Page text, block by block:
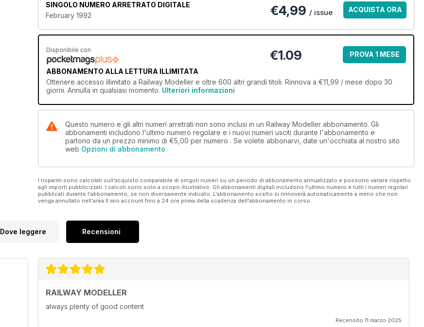
SINGOLO NUMERO ARRETRATO DIGITALE
February 1992
€4,99 / issue ACQUISTA ORA
Disponibile con
ABBONAMENTO ALLA LETTURA ILLIMITATA
€1.09 PROVA 1 MESE
Ottenere accesso illimitato a Railway Modeller e oltre 600 altri grandi titoli. Rinnova a €11,99 / mese dopo 30
giorni. Annulla in qualsiasi momento. Ulteriori informazioni
Questo numero e gli altri numeri arretrati non sono inclusi in un Railway Modeller abbonamento. Gli
abbonamenti includono l'ultimo numero regolare e i nuovi numeri usciti durante l'abbonamento e
partono da un prezzo minimo di €5,00 per numero . Se volete abbonarvi, date un'occhiata al nostro sito
web Opzioni di abbonamento
I risparmi sono calcolati sull'acquisto comparabile di singoli numeri su un periodo di abbonamento annualizzato e possono variare rispetto
agli importi pubblicizzati. I calcoli sono solo a scopo illustrativo. Gli abbonamenti digitali includono l'ultimo numero e tutti i numeri regolari
pubblicati durante l'abbonamento, se non diversamente indicato. L'abbonamento scelto si rinnoverà automaticamente a meno che non
venga annullato nell'area Il mio account fino a 24 ore prima della scadenza dell'abbonamento in corso.
Dove leggere Recensioni
RAILWAY MODELLER
always plenty of good content
Recensito 11 marzo 2025